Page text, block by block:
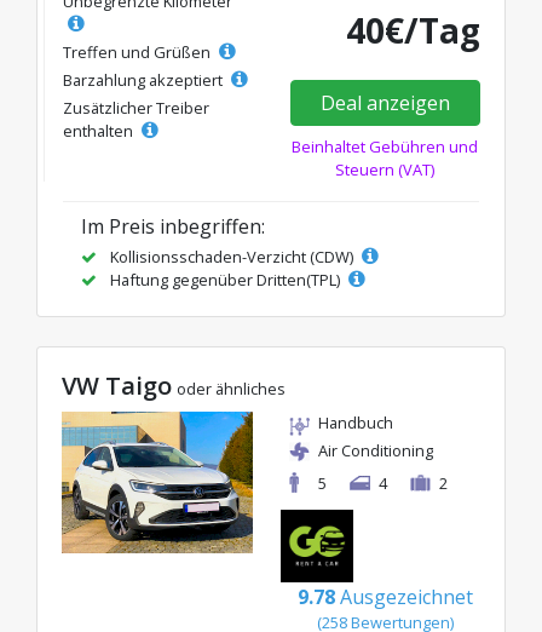
Treffen und Grüßen
Barzahlung akzeptiert
Zusätzlicher Treiber
enthalten
40€/Tag
Deal anzeigen
Beinhaltet Gebühren und
Steuern (VAT)
Im Preis inbegriffen:
Kollisionsschaden-Verzicht (CDW)
Haftung gegenüber Dritten(TPL)
VW Taigo oder ähnliches
Handbuch
Air Conditioning
5
4 2
9.78 Ausgezeichnet
(258 Bewertungen)